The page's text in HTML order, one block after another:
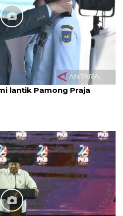
lantik Pamong Praja